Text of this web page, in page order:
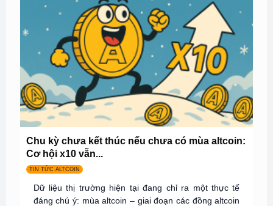
Chu kỳ chưa kết thúc nếu chưa có mùa altcoin:
Cơ hội x10 vẫn...
TIN TỨC ALTCOIN
Dữ liệu thị trường hiện tại đang chỉ ra một thực tế
đáng chú ý: mùa altcoin – giai đoạn các đồng altcoin